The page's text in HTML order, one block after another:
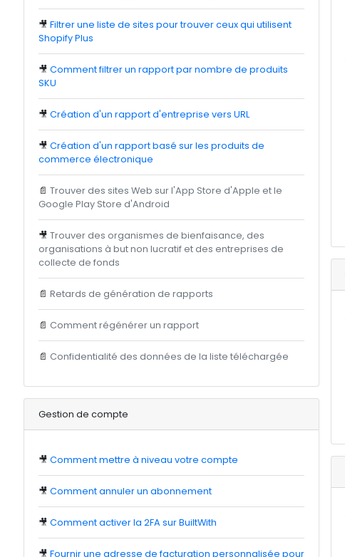
🎥 Filtrer une liste de sites pour trouver ceux qui utilisent
Shopify Plus
🎥 Comment filtrer un rapport par nombre de produits
SKU
🎥 Création d'un rapport d'entreprise vers URL
🎥 Création d'un rapport basé sur les produits de
commerce électronique
📄 Trouver des sites Web sur l'App Store d'Apple et le
Google Play Store d'Android
🎥 Trouver des organismes de bienfaisance, des
organisations à but non lucratif et des entreprises de
collecte de fonds
📄 Retards de génération de rapports
📄 Comment régénérer un rapport
📄 Confidentialité des données de la liste téléchargée
Gestion de compte
🎥 Comment mettre à niveau votre compte
🎥 Comment annuler un abonnement
🎥 Comment activer la 2FA sur BuiltWith
🎥 Fournir une adresse de facturation personnalisée pour